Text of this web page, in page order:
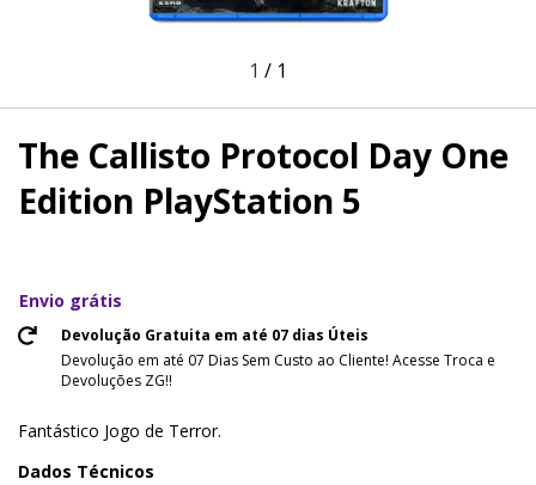
1 / 1
The Callisto Protocol Day One
Edition PlayStation 5
Envio grátis
Devolução Gratuita em até 07 dias Úteis
Devolução em até 07 Dias Sem Custo ao Cliente! Acesse Troca e
Devoluções ZG!!
Fantástico Jogo de Terror.
Dados Técnicos